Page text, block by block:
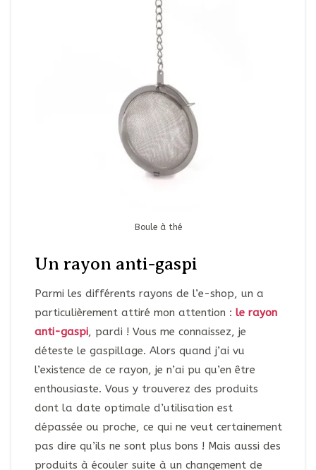
Boule à thé
Un rayon anti-gaspi
Parmi les différents rayons de l’e-shop, un a
particulièrement attiré mon attention : le rayon
anti-gaspi, pardi ! Vous me connaissez, je
déteste le gaspillage. Alors quand j’ai vu
l’existence de ce rayon, je n’ai pu qu’en être
enthousiaste. Vous y trouverez des produits
dont la date optimale d’utilisation est
dépassée ou proche, ce qui ne veut certainement
pas dire qu’ils ne sont plus bons ! Mais aussi des
produits à écouler suite à un changement de